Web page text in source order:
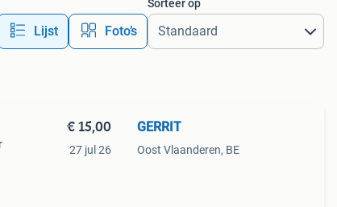
Lijst Foto’s
Sorteer op
€ 15,00
27 jul 26
GERRIT
Oost Vlaanderen, BE